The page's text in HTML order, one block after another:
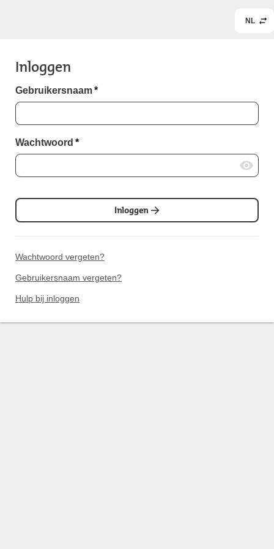
NL
Inloggen
Gebruikersnaam*
Wachtwoord *
Inloggen
Wachtwoord vergeten?
Gebruikersnaam vergeten?
Hulp bij inloggen